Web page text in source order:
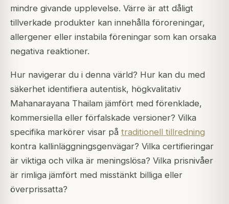
mindre givande upplevelse. Värre är att dåligt
tillverkade produkter kan innehålla föroreningar,
allergener eller instabila föreningar som kan orsaka
negativa reaktioner.
Hur navigerar du i denna värld? Hur kan du med
säkerhet identifiera autentisk, högkvalitativ
Mahanarayana Thailam jämfört med förenklade,
kommersiella eller förfalskade versioner? Vilka
specifika markörer visar på traditionell tillredning
kontra kallinläggningsgenvägar? Vilka certifieringar
är viktiga och vilka är meningslösa? Vilka prisnivåer
är rimliga jämfört med misstänkt billiga eller
överprissatta?